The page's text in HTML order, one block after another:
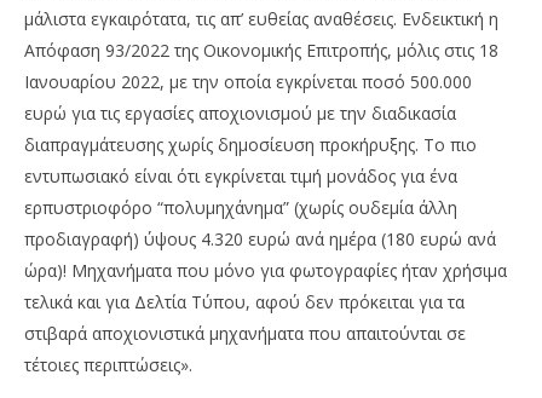
μάλιστα εγκαιρότατα, τις απ’ ευθείας αναθέσεις. Ενδεικτική η
Απόφαση 93/2022 της Οικονομικής Επιτροπής, μόλις στις 18
Ιανουαρίου 2022, με την οποία εγκρίνεται ποσό 500.000
ευρώ για τις εργασίες αποχιονισμού με την διαδικασία
διαπραγμάτευσης χωρίς δημοσίευση προκήρυξης. Το πιο
εντυπωσιακό είναι ότι εγκρίνεται τιμή μονάδος για ένα
ερπυστριοφόρο “πολυμηχάνημα” (χωρίς ουδεμία άλλη
προδιαγραφή) ύψους 4.320 ευρώ ανά ημέρα (180 ευρώ ανά
ώρα)! Μηχανήματα που μόνο για φωτογραφίες ήταν χρήσιμα
τελικά και για Δελτία Τύπου, αφού δεν πρόκειται για τα
στιβαρά αποχιονιστικά μηχανήματα που απαιτούνται σε
τέτοιες περιπτώσεις».